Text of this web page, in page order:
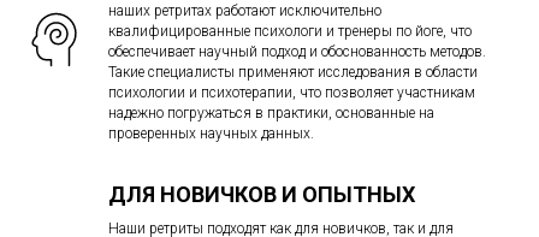
наших ретритах работают исключительно
квалифицированные психологи и тренеры по йоге, что
обеспечивает научный подход и обоснованность методов.
Такие специалисты применяют исследования в области
психологии и психотерапии, что позволяет участникам
надежно погружаться в практики, основанные на
проверенных научных данных.
ДЛЯ НОВИЧКОВ И ОПЫТНЫХ
Наши ретриты подходят как для новичков, так и для